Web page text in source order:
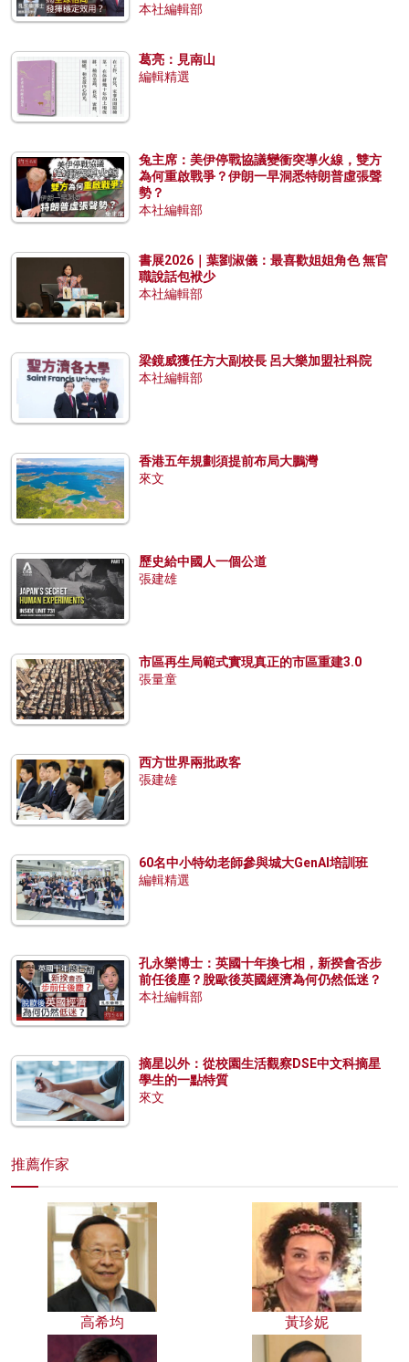
本社編輯部
葛亮：見南山
編輯精選
兔主席：美伊停戰協議變衝突導火線，雙方
為何重啟戰爭？伊朗一早洞悉特朗普虛張聲
勢？
本社編輯部
書展2026｜葉劉淑儀：最喜歡姐姐角色 無官
職說話包袱少
本社編輯部
梁鏡威獲任方大副校長 呂大樂加盟社科院
本社編輯部
香港五年規劃須提前布局大鵬灣
來文
歷史給中國人一個公道
張建雄
市區再生局範式實現真正的市區重建3.0
張量童
西方世界兩批政客
張建雄
60名中小特幼老師參與城大GenAI培訓班
編輯精選
孔永樂博士：英國十年換七相，新揆會否步
前任後塵？脫歐後英國經濟為何仍然低迷？
本社編輯部
摘星以外：從校園生活觀察DSE中文科摘星
學生的一點特質
來文
推薦作家
高希均 黃珍妮